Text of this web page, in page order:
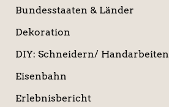
Bundesstaaten & Länder
Dekoration
DIY: Schneidern/ Handarbeiten
Eisenbahn
Erlebnisbericht